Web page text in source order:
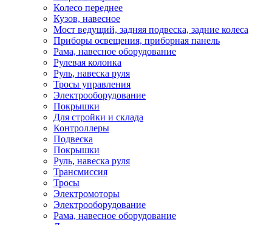
Колесо переднее
Кузов, навесное
Мост ведущий, задняя подвеска, задние колеса
Приборы освещения, приборная панель
Рама, навесное оборудование
Рулевая колонка
Руль, навеска руля
Тросы управления
Электрооборудование
Покрышки
Для стройки и склада
Контроллеры
Подвеска
Покрышки
Руль, навеска руля
Трансмиссия
Тросы
Электромоторы
Электрооборудование
Рама, навесное оборудование